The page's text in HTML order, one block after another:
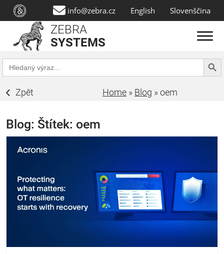
info@zebra.cz English Slovenščina
ZEBRA
SYSTEMS
Search
for:
Search
Zpět Home » Blog »oem
Blog: Štítek: oem